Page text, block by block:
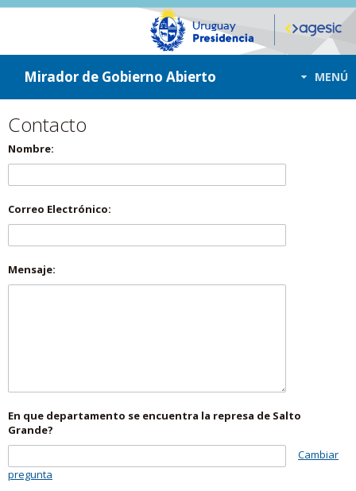
ir a contenido
ir al menú
Mirador de Gobierno Abierto MENÚ
Contacto
Nombre:
Correo Electrónico:
Mensaje:
En que departamento se encuentra la represa de Salto
Grande?
Cambiar
pregunta